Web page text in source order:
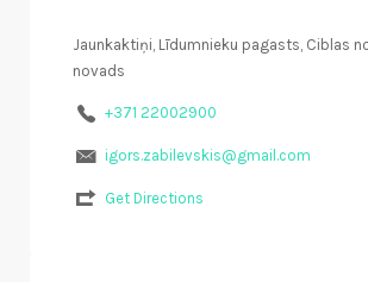
Jaunkaktiņi, Līdumnieku pagasts, Ciblas
novads
+371 22002900
igors.zabilevskis@gmail.com
Get Directions